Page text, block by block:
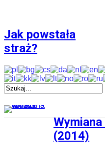
Jak powstała
straż?
(2014)